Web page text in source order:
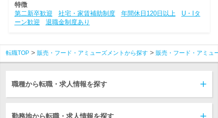
特徴
第二新卒歓迎
社宅・家賃補助制度 年間休日120日以上
U・Iタ
ーン歓迎
退職金制度あり
転職TOP 販売・フード・アミューズメントから探す 販売・フード・アミュ
職種から転職・求人情報を探す
勤務地から転職・求人情報を探す